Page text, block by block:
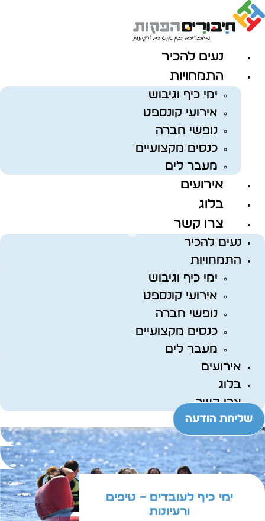
נעים להכיר
התמחויות
ימי כיף וגיבוש
אירועי קונספט
נופשי חברה
כנסים מקצועיים
מעבר לים
אירועים
בלוג
צרו קשר
נעים להכיר
התמחויות
ימי כיף וגיבוש
אירועי קונספט
נופשי חברה
כנסים מקצועיים
מעבר לים
אירועים
בלוג
צרו קשר
שליחת הודעה
ימי כיף לעובדים – טיפים
ורעיונות